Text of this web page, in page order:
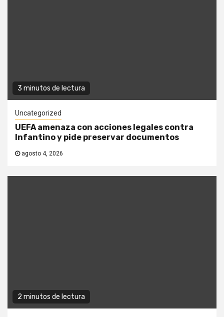
3 minutos de lectura
Uncategorized
UEFA amenaza con acciones legales contra
Infantino y pide preservar documentos
agosto 4, 2026
2 minutos de lectura